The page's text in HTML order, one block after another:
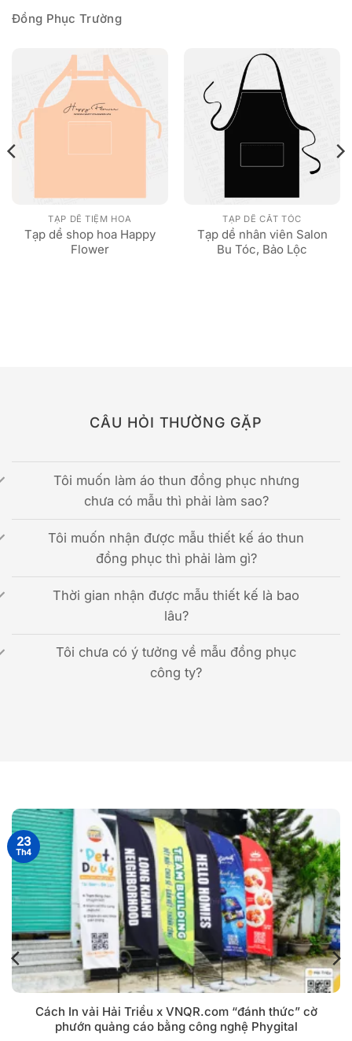
Đồng Phục Trường
TẠP DỀ TIỆM HOA
Tạp dề shop hoa Happy
Flower
TẠP DỀ CẮT TÓC
Tạp dề nhân viên Salon
Bu Tóc, Bảo Lộc
CÂU HỎI THƯỜNG GẶP
Tôi muốn làm áo thun đồng phục nhưng
chưa có mẫu thì phải làm sao?
Tôi muốn nhận được mẫu thiết kế áo thun
đồng phục thì phải làm gì?
Thời gian nhận được mẫu thiết kế là bao
lâu?
Tôi chưa có ý tưởng về mẫu đồng phục
công ty?
Cách In vải Hải Triều x VNQR.com “đánh thức” cờ
phướn quảng cáo bằng công nghệ Phygital
23
Th4